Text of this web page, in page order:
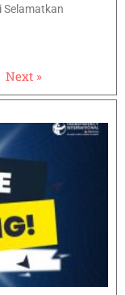
Selamatkan
Next »